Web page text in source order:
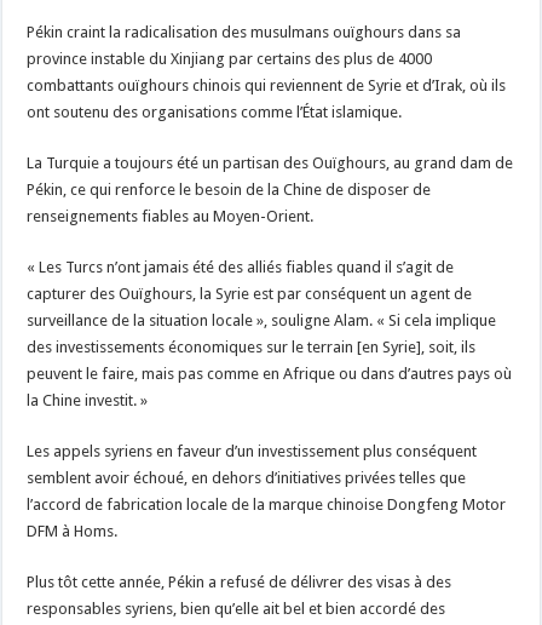
Pékin craint la radicalisation des musulmans ouïghours dans sa
province instable du Xinjiang par certains des plus de 4000
combattants ouïghours chinois qui reviennent de Syrie et d’Irak, où ils
ont soutenu des organisations comme l’État islamique.
La Turquie a toujours été un partisan des Ouïghours, au grand dam de
Pékin, ce qui renforce le besoin de la Chine de disposer de
renseignements fiables au Moyen-Orient.
« Les Turcs n’ont jamais été des alliés fiables quand il s’agit de
capturer des Ouïghours, la Syrie est par conséquent un agent de
surveillance de la situation locale », souligne Alam. « Si cela implique
des investissements économiques sur le terrain [en Syrie], soit, ils
peuvent le faire, mais pas comme en Afrique ou dans d’autres pays où
la Chine investit. »
Les appels syriens en faveur d’un investissement plus conséquent
semblent avoir échoué, en dehors d’initiatives privées telles que
l’accord de fabrication locale de la marque chinoise Dongfeng Motor
DFM à Homs.
Plus tôt cette année, Pékin a refusé de délivrer des visas à des
responsables syriens, bien qu’elle ait bel et bien accordé des